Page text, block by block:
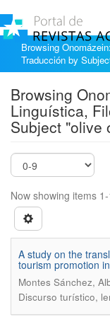
Browsing
Traducción by
Browsing
Linguística,
Subject "olive
Now showing items
A study on the
tourism promotion
Montes Sánchez,
Discurso turístico,